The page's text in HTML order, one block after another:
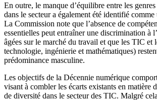
En outre, le manque d’équilibre entre les
dans le secteur a également été identifié comme
La Commission note que l’absence de
essentielles peut entraîner une discrimination à
âgées sur le marché du travail et que les TIC et
technologie, ingénierie et mathématiques)
prédominance masculine.
Les objectifs de la Décennie numérique
visant à combler les écarts existants en matière
de diversité dans le secteur des TIC. Malgré